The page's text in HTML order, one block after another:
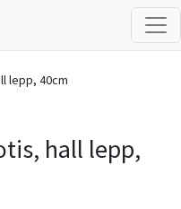
lepp, 40cm
hall lepp,